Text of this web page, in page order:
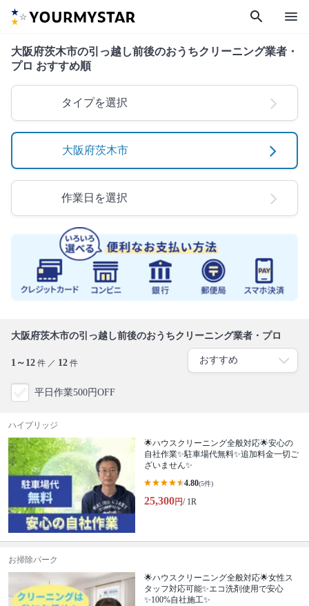
search menu
大阪府茨木市の引っ越し前後のおうちクリーニング業者・
プロ おすすめ順
タイプを選択
大阪府茨木市
作業日を選択
大阪府茨木市の引っ越し前後のおうちクリーニング業者・プロ
1～12 件 ／ 12 件
平日作業500円OFF
ハイブリッジ
🌟ハウスクリーニング全般対応🌟安心の
自社作業✨️駐車場代無料✨️追加料金一切ご
ざいません✨
4.80(5件)
25,300円/ 1R
お掃除パーク
🌟ハウスクリーニング全般対応🌟女性ス
タッフ対応可能✨エコ洗剤使用で安心
✨100%自社施工✨